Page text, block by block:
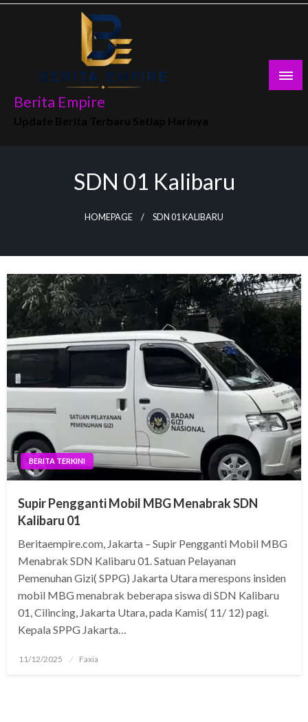
Skip
Berita Empire
SDN 01 Kalibaru
HOMEPAGE SDN 01 KALIBARU
BERITA TERKINI
Supir Pengganti Mobil MBG Menabrak SDN
Kalibaru 01
Beritaempire.com, Jakarta – Supir Pengganti Mobil MBG
Menabrak SDN Kalibaru 01. Satuan Pelayanan
Pemenuhan Gizi( SPPG) Jakarta Utara merespons insiden
mobil MBG menabrak beberapa siswa di SDN Kalibaru
01, Cilincing, Jakarta Utara, pada Kamis( 11/ 12) pagi.
Kepala SPPG Jakarta…
Posted
11/12/2025 Faxia